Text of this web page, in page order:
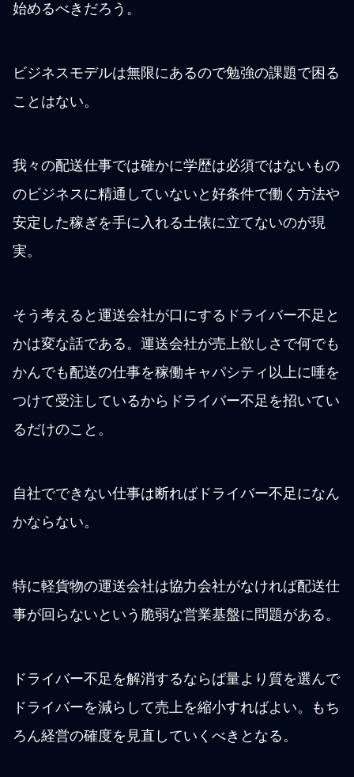
始めるべきだろう。
ビジネスモデルは無限にあるので勉強の課題で困る
ことはない。
我々の配送仕事では確かに学歴は必須ではないもの
のビジネスに精通していないと好条件で働く方法や
安定した稼ぎを手に入れる土俵に立てないのが現
実。
そう考えると運送会社が口にするドライバー不足と
かは変な話である。運送会社が売上欲しさで何でも
かんでも配送の仕事を稼働キャパシティ以上に唾を
つけて受注しているからドライバー不足を招いてい
るだけのこと。
自社でできない仕事は断ればドライバー不足になん
かならない。
特に軽貨物の運送会社は協力会社がなければ配送仕
事が回らないという脆弱な営業基盤に問題がある。
ドライバー不足を解消するならば量より質を選んで
ドライバーを減らして売上を縮小すればよい。もち
ろん経営の確度を見直していくべきとなる。